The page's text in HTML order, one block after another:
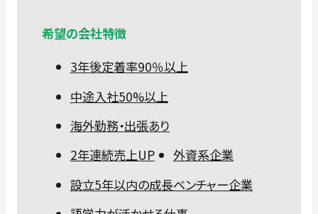
希望の会社特徴
3年後定着率90％以上
中途入社50%以上
海外勤務・出張あり
2年連続売上UP
外資系企業
設立5年以内の成長ベンチャー企業